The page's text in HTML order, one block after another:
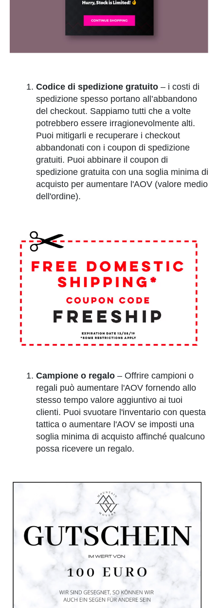
Codice di spedizione gratuito – i costi di
spedizione spesso portano all’abbandono
del checkout. Sappiamo tutti che a volte
potrebbero essere irragionevolmente alti.
Puoi mitigarli e recuperare i checkout
abbandonati con i coupon di spedizione
gratuiti. Puoi abbinare il coupon di
spedizione gratuita con una soglia minima di
acquisto per aumentare l'AOV (valore medio
dell'ordine).
Campione o regalo – Offrire campioni o
regali può aumentare l'AOV fornendo allo
stesso tempo valore aggiuntivo ai tuoi
clienti. Puoi svuotare l'inventario con questa
tattica o aumentare l'AOV se imposti una
soglia minima di acquisto affinché qualcuno
possa ricevere un regalo.